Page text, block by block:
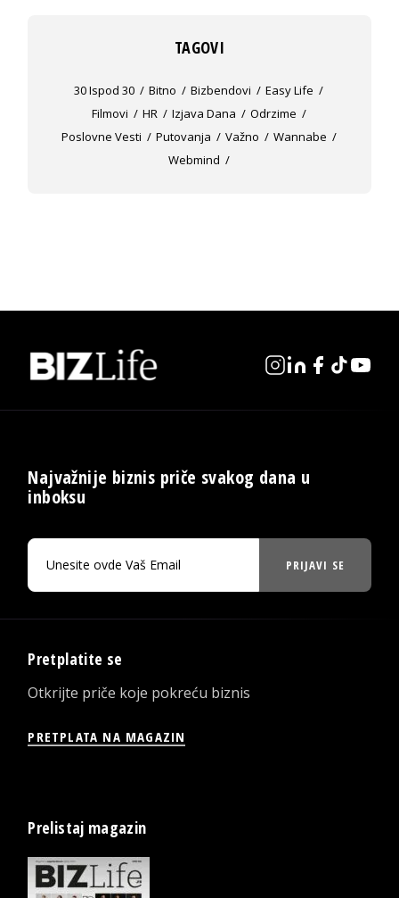
TAGOVI
30 Ispod 30 Bitno Bizbendovi
Easy Life
Filmovi
HR Izjava Dana
Odrzime
Poslovne Vesti
Putovanja Važno
Wannabe
Webmind
Najvažnije biznis priče svakog dana u
inboksu
PRIJAVI SE
Pretplatite se
Otkrijte priče koje pokreću biznis
PRETPLATA NA MAGAZIN
Prelistaj magazin